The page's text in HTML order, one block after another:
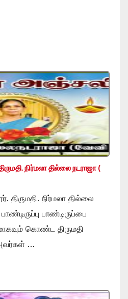
நிர்மலா தில்லை நடராஜா (
நிர்மலா தில்லை
பாண்டிருப்பை
கொண்ட திருமதி
…